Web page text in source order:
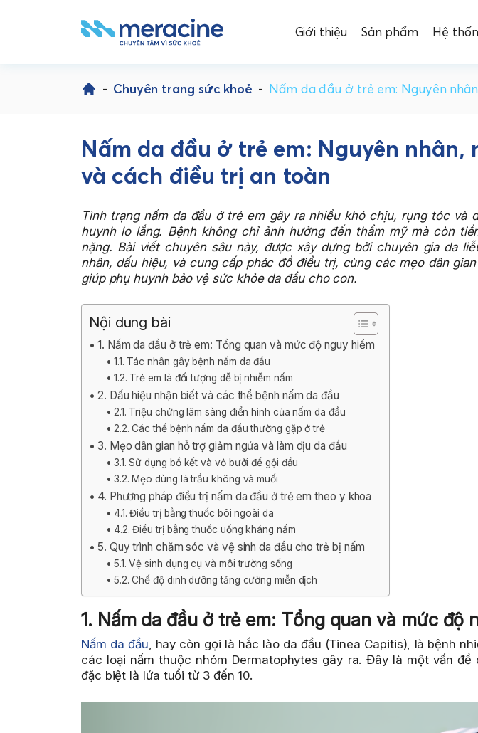
Giới thiệu Sản phẩm Hệ
- Chuyên trang sức khoẻ - Nấm da đầu ở trẻ em: Nguyên
Nấm da đầu ở trẻ em: Nguyên nhân,
và cách điều trị an toàn
Tình trạng nấm da đầu ở trẻ em gây ra nhiều khó chịu, rụng tóc và
huynh lo lắng. Bệnh không chỉ ảnh hưởng đến thẩm mỹ mà còn
nặng. Bài viết chuyên sâu này, được xây dựng bởi chuyên gia da
nhân, dấu hiệu, và cung cấp phác đồ điều trị, cùng các mẹo dân
giúp phụ huynh bảo vệ sức khỏe da đầu cho con.
Nội dung bài
1. Nấm da đầu ở trẻ em: Tổng quan và mức độ nguy hiểm
1.1. Tác nhân gây bệnh nấm da đầu
1.2. Trẻ em là đối tượng dễ bị nhiễm nấm
2. Dấu hiệu nhận biết và các thể bệnh nấm da đầu
2.1. Triệu chứng lâm sàng điển hình của nấm da đầu
2.2. Các thể bệnh nấm da đầu thường gặp ở trẻ
3. Mẹo dân gian hỗ trợ giảm ngứa và làm dịu da đầu
3.1. Sử dụng bồ kết và vỏ bưởi để gội đầu
3.2. Mẹo dùng lá trầu không và muối
4. Phương pháp điều trị nấm da đầu ở trẻ em theo y khoa
4.1. Điều trị bằng thuốc bôi ngoài da
4.2. Điều trị bằng thuốc uống kháng nấm
5. Quy trình chăm sóc và vệ sinh da đầu cho trẻ bị nấm
5.1. Vệ sinh dụng cụ và môi trường sống
5.2. Chế độ dinh dưỡng tăng cường miễn dịch
1. Nấm da đầu ở trẻ em: Tổng quan và mức độ
Nấm da đầu, hay còn gọi là hắc lào da đầu (Tinea Capitis), là bệnh
các loại nấm thuộc nhóm Dermatophytes gây ra. Đây là một vấn
đặc biệt là lứa tuổi từ 3 đến 10.